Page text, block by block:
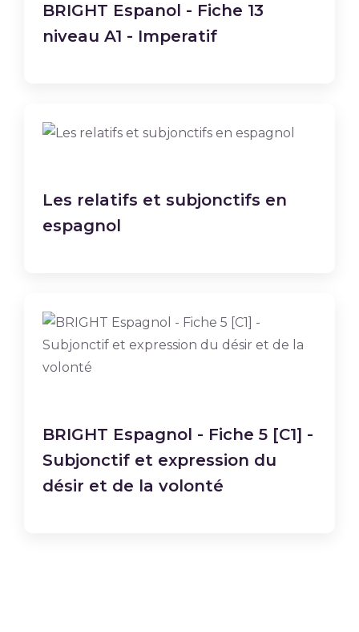
BRIGHT Espanol - Fiche 13
niveau A1 - Imperatif
Les relatifs et subjonctifs en
espagnol
BRIGHT Espagnol - Fiche 5 [C1] -
Subjonctif et expression du
désir et de la volonté